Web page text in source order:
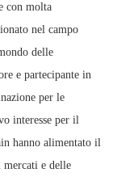
con molta
nel campo
delle
e partecipante in
per le
interesse per il
hanno alimentato il
mercati e delle